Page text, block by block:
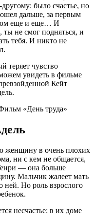
было счастье, но
дальше, за первым
еще и еще… И
ты не смог подняться, и
тебя. И никто не
теряет чувство
увидеть в фильме
Кейт
женщину в очень плохих
ни с кем не общается,
— она больше
Мальчик жалеет мать
ней. Но роль взрослого
несчастье: в их доме